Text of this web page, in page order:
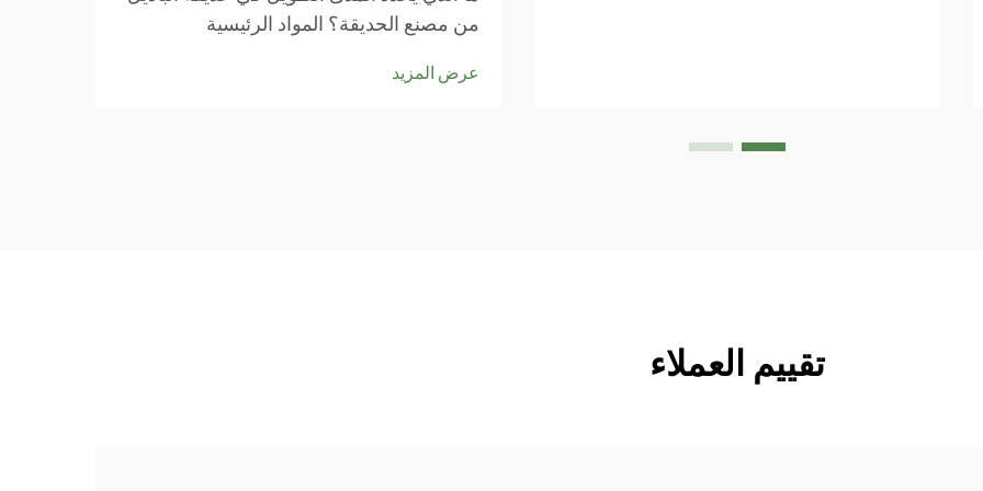
من مصنع الحديقة؟ المواد الرئيسية
يجعل العشب الصلبة دائمة يبدأ بأعمال الألياف
عرض المزيد
تقييم العملاء